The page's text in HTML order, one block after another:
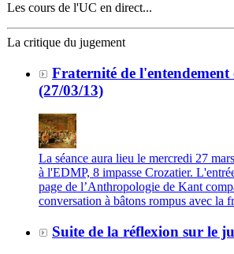
Les cours de l'UC en direct...
La critique du jugement
Fraternité de l'entendement
(27/03/13)
La séance aura lieu le mercredi 27
à l'EDMP, 8 impasse Crozatier.
page de l’Anthropologie de Kant
conversation à bâtons rompus avec la
Suite de la réflexion sur le